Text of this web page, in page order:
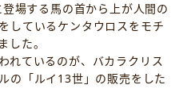
場する馬の首から上が人間の
しているケンタウロスをモチ
した。
れているのが、バカラクリス
の「ルイ13世」の販売をした